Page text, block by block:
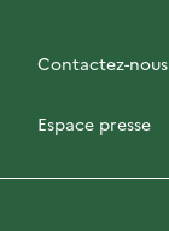
Contactez-nous
Espace presse
PhotoFor